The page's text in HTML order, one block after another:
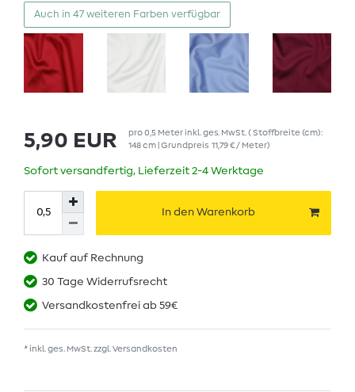
Auch in 47 weiteren Farben verfügbar
5,90 EUR pro0,5 Meterinkl. ges. MwSt. ( Stoffbreite (cm):
148 cm | Grundpreis 11,79 € / Meter)
Sofort versandfertig, Lieferzeit 2-4 Werktage
In den Warenkorb
Kauf auf Rechnung
30 Tage Widerrufsrecht
Versandkostenfrei ab 59€
* inkl. ges. MwSt. zzgl. Versandkosten